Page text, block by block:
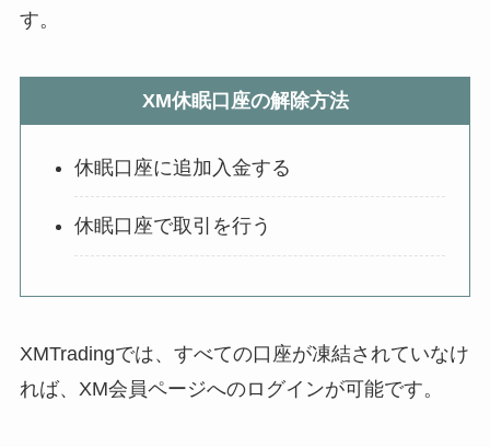
す。
XM休眠口座の解除方法
休眠口座に追加入金する
休眠口座で取引を行う
XMTradingでは、すべての口座が凍結されていなけ
れば、XM会員ページへのログインが可能です。